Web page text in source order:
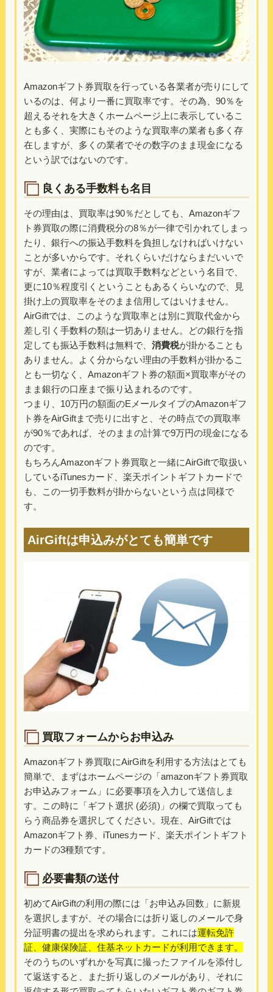
Amazonギフト券買取を行っている各業者が売りにして
いるのは、何より一番に買取率です。その為、90％を
超えるそれを大きくホームページ上に表示しているこ
とも多く、実際にもそのような買取率の業者も多く存
在しますが、多くの業者でその数字のまま現金になる
という訳ではないのです。
良くある手数料も名目
その理由は、買取率は90％だとしても、Amazonギフ
ト券買取の際に消費税分の8％が一律で引かれてしまっ
たり、銀行への振込手数料を負担しなければいけない
ことが多いからです。それくらいだけならまだいいで
すが、業者によっては買取手数料などという名目で、
更に10％程度引くということもあるくらいなので、見
掛け上の買取率をそのまま信用してはいけません。
AirGiftでは、このような買取率とは別に買取代金から
差し引く手数料の類は一切ありません。どの銀行を指
定しても振込手数料は無料で、 消費税が掛かることも
ありません。よく分からない理由の手数料が掛かるこ
とも一切なく、Amazonギフト券の額面×買取率がその
まま銀行の口座まで振り込まれるのです。
つまり、10万円の額面のEメールタイプのAmazonギフ
ト券をAirGiftまで売りに出すと、その時点での買取率
が90％であれば、そのままの計算で9万円の現金になる
のです。
もちろんAmazonギフト券買取と一緒にAirGiftで取扱い
しているiTunesカード、楽天ポイントギフトカードで
も、この一切手数料が掛からないという点は同様で
す。
AirGiftは申込みがとても簡単です
買取フォームからお申込み
Amazonギフト券買取にAirGiftを利用する方法はとても
簡単で、まずはホームページの「amazonギフト券買取
お申込みフォーム」に必要事項を入力して送信しま
す。この時に「ギフト選択 (必須)」の欄で買取っても
らう商品券を選択してください。現在、AirGiftでは
Amazonギフト券、iTunesカード、楽天ポイントギフト
カードの3種類です。
必要書類の送付
初めてAirGiftの利用の際には「お申込み回数」に新規
を選択しますが、その場合には折り返しのメールで身
分証明書の提出を求められます。これには運転免許
証、健康保険証、住基ネットカードが利用できます。
そのうちのいずれかを写真に撮ったファイルを添付し
て返送すると、また折り返しのメールがあり、それに